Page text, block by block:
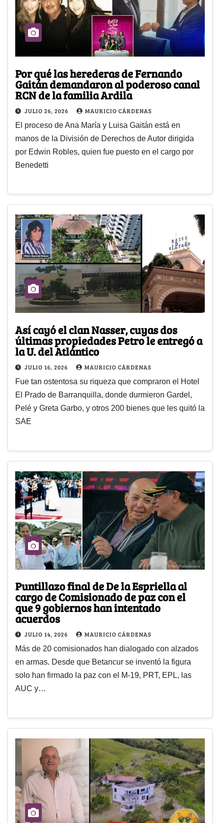
Por qué las herederas de Fernando
Gaitán demandaron al poderoso canal
RCN de la familia Ardila
JULIO 26, 2026 MAURICIO CÁRDENAS
El proceso de Ana María y Luisa Gaitán está en
manos de la División de Derechos de Autor dirigida
por Edwin Robles, quien fue puesto en el cargo por
Benedetti
Así cayó el clan Nasser, cuyas dos
últimas propiedades Petro le entregó a
la U. del Atlántico
JULIO 16, 2026 MAURICIO CÁRDENAS
Fue tan ostentosa su riqueza que compraron el Hotel
El Prado de Barranquilla, donde durmieron Gardel,
Pelé y Greta Garbo, y otros 200 bienes que les quitó la
SAE
Puntillazo final de De la Espriella al
cargo de Comisionado de paz con el
que 9 gobiernos han intentado
acuerdos
JULIO 14, 2026 MAURICIO CÁRDENAS
Más de 20 comisionados han dialogado con alzados
en armas. Desde que Betancur se inventó la figura
solo han firmado la paz con el M-19, PRT, EPL, las
AUC y…